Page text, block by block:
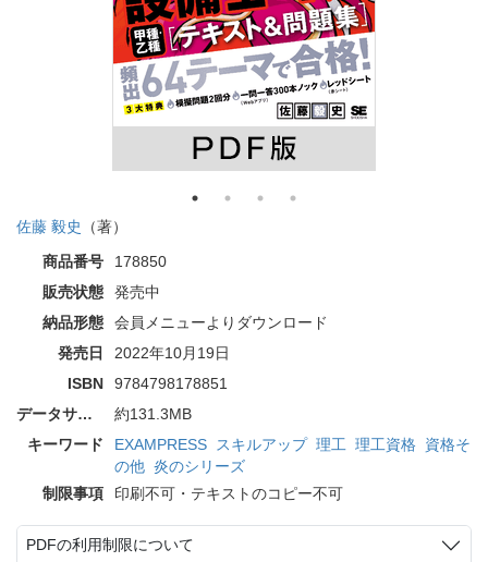
佐藤 毅史
（著）
商品番号
178850
販売状態
発売中
納品形態
会員メニューよりダウンロード
発売日
2022年10月19日
ISBN
9784798178851
データサイズ
約131.3MB
キーワード
EXAMPRESS スキルアップ 理工 理工資格 資格そ
の他 炎のシリーズ
制限事項
印刷不可・テキストのコピー不可
PDFの利用制限について